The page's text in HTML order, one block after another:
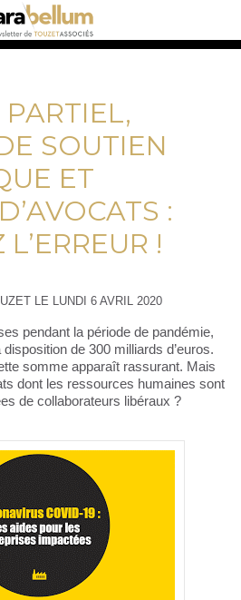
SOUTIEN
ET
:
!
LE LUNDI 6 AVRIL 2020
pendant la période de pandémie,
de 300 milliards d’euros.
somme apparaît rassurant. Mais
dont les ressources humaines sont
de collaborateurs libéraux ?